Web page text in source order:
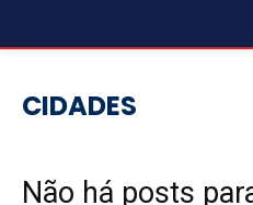
CIDADES
Não há posts